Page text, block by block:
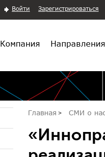
Войти Зарегистрироваться
Компания
Главная СМИ о